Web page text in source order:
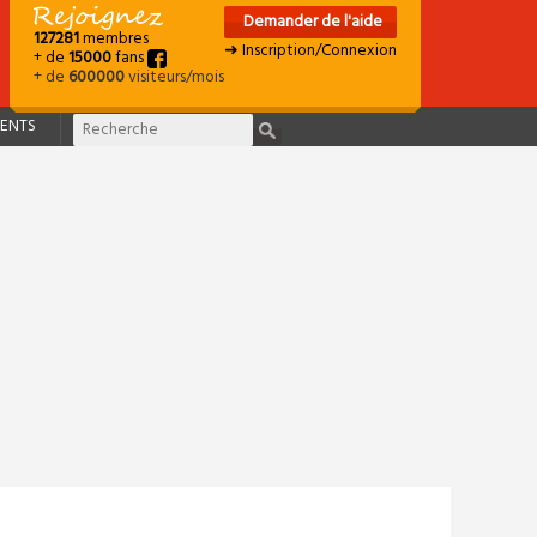
127281membres
+ de15000fans
+ de600000visiteurs/mois
Demander de l'aide
➜ Inscription/Connexion